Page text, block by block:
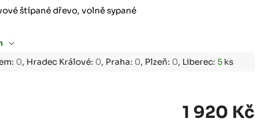
štípané dřevo, volně sypané
0, Hradec Králové: 0, Praha: 0, Plzeň: 0, Liberec: 5ks
1 920 Kč
KONTAKT